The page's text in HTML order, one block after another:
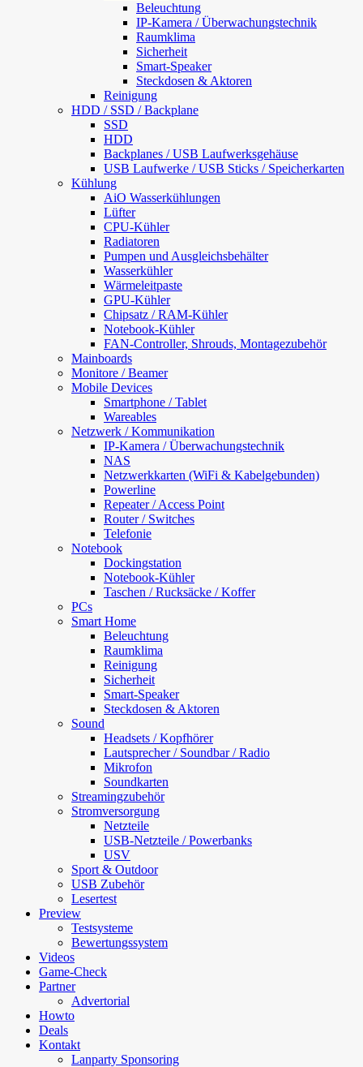
Beleuchtung
IP-Kamera / Überwachungstechnik
Raumklima
Sicherheit
Smart-Speaker
Steckdosen & Aktoren
Reinigung
HDD / SSD / Backplane
SSD
HDD
Backplanes / USB Laufwerksgehäuse
USB Laufwerke / USB Sticks / Speicherkarten
Kühlung
AiO Wasserkühlungen
Lüfter
CPU-Kühler
Radiatoren
Pumpen und Ausgleichsbehälter
Wasserkühler
Wärmeleitpaste
GPU-Kühler
Chipsatz / RAM-Kühler
Notebook-Kühler
FAN-Controller, Shrouds, Montagezubehör
Mainboards
Monitore / Beamer
Mobile Devices
Smartphone / Tablet
Wareables
Netzwerk / Kommunikation
IP-Kamera / Überwachungstechnik
NAS
Netzwerkkarten (WiFi & Kabelgebunden)
Powerline
Repeater / Access Point
Router / Switches
Telefonie
Notebook
Dockingstation
Notebook-Kühler
Taschen / Rucksäcke / Koffer
PCs
Smart Home
Beleuchtung
Raumklima
Reinigung
Sicherheit
Smart-Speaker
Steckdosen & Aktoren
Sound
Headsets / Kopfhörer
Lautsprecher / Soundbar / Radio
Mikrofon
Soundkarten
Streamingzubehör
Stromversorgung
Netzteile
USB-Netzteile / Powerbanks
USV
Sport & Outdoor
USB Zubehör
Lesertest
Preview
Testsysteme
Bewertungssystem
Videos
Game-Check
Partner
Advertorial
Howto
Deals
Kontakt
Lanparty Sponsoring